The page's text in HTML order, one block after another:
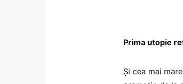
Prima utopie
Și cea mai